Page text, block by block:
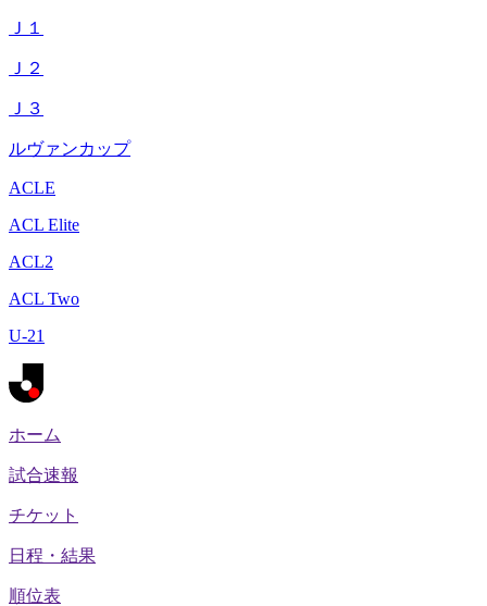
Ｊ１
Ｊ２
Ｊ３
ルヴァンカップ
ACLE
ACL Elite
ACL2
ACL Two
U-21
ホーム
試合速報
チケット
日程・結果
順位表